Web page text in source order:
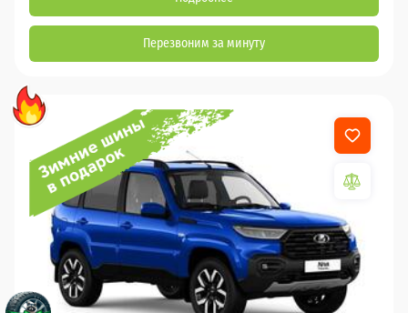
Перезвоним за минуту